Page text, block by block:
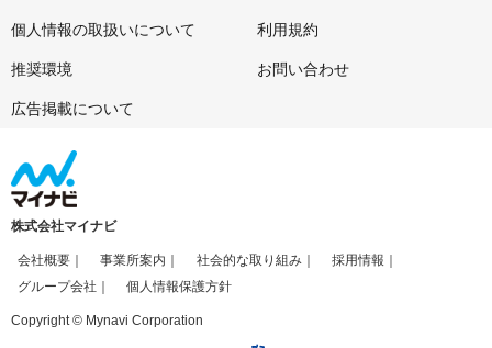
個人情報の取扱いについて 利用規約
推奨環境 お問い合わせ
広告掲載について
株式会社マイナビ
会社概要 事業所案内 社会的な取り組み
採用情報
グループ会社
個人情報保護方針
Copyright © Mynavi Corporation